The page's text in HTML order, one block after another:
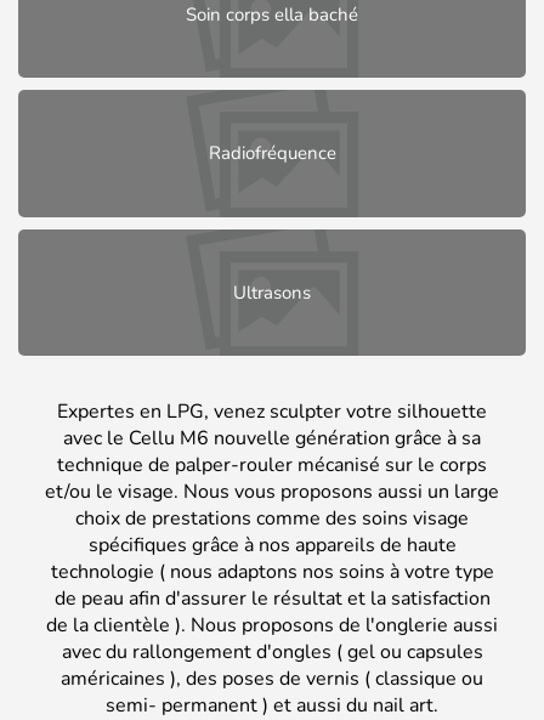
Soin corps ella baché
Radiofréquence
Ultrasons
Expertes en LPG, venez sculpter votre silhouette
avec le Cellu M6 nouvelle génération grâce à sa
technique de palper-rouler mécanisé sur le corps
et/ou le visage. Nous vous proposons aussi un large
choix de prestations comme des soins visage
spécifiques grâce à nos appareils de haute
technologie ( nous adaptons nos soins à votre type
de peau afin d'assurer le résultat et la satisfaction
de la clientèle ). Nous proposons de l'onglerie aussi
avec du rallongement d'ongles ( gel ou capsules
américaines ), des poses de vernis ( classique ou
semi- permanent ) et aussi du nail art.